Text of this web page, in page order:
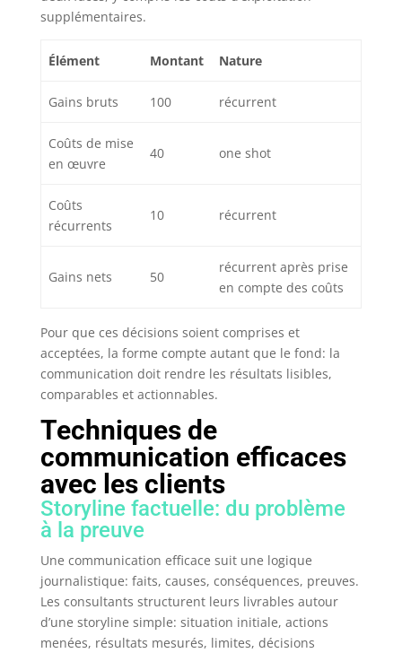
supplémentaires.
Élément Montant Nature
Gains bruts 100 récurrent
Coûts de mise
en œuvre
40 one shot
Coûts
récurrents
10 récurrent
Gains nets 50
récurrent après prise
en compte des coûts
Pour que ces décisions soient comprises et
acceptées, la forme compte autant que le fond: la
communication doit rendre les résultats lisibles,
comparables et actionnables.
Techniques de
communication efficaces
avec les clients
Storyline factuelle: du problème
à la preuve
Une communication efficace suit une logique
journalistique: faits, causes, conséquences, preuves.
Les consultants structurent leurs livrables autour
d’une storyline simple: situation initiale, actions
menées, résultats mesurés, limites, décisions